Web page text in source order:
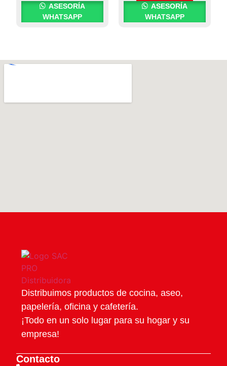
ASESORÍA
WHATSAPP
ASESORÍA
WHATSAPP
Distribuimos productos de cocina, aseo,
papelería, oficina y cafetería.
¡Todo en un solo lugar para su hogar y su
empresa!
Contacto